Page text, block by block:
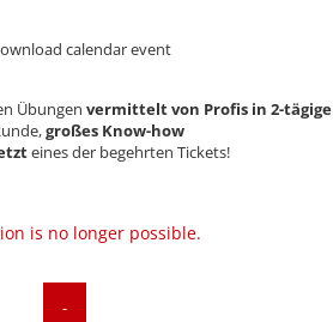
calendar event
Übungen vermittelt von Profis in 2-
großes Know-how
eines der begehrten Tickets!
is no longer possible.
-